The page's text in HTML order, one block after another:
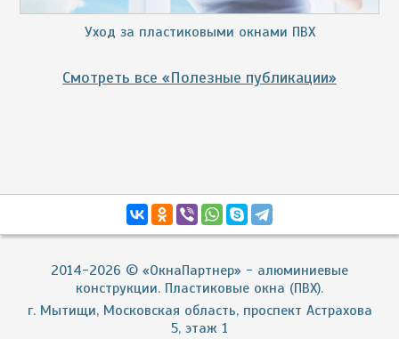
Уход за пластиковыми окнами ПВХ
Смотреть все «Полезные публикации»
2014-2026 © «ОкнаПартнер» - алюминиевые
конструкции. Пластиковые окна (ПВХ).
г. Мытищи, Московская область, проспект Астрахова
5, этаж 1